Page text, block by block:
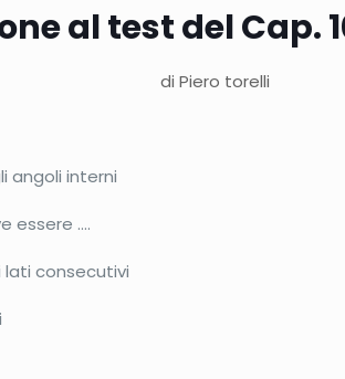
al test del Cap.
di Piero torelli
angoli interni
essere ….
lati consecutivi